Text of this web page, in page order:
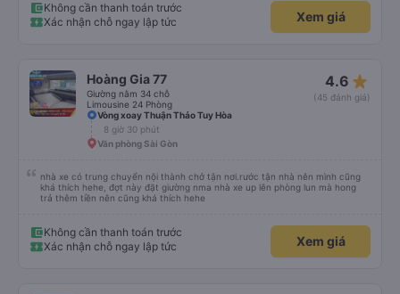
Không cần thanh toán trước
Xác nhận chỗ ngay lập tức
Xem giá
Hoàng Gia 77
Giường nằm 34 chỗ
Limousine 24 Phòng
4.6 star_rate
(45 đánh giá)
Vòng xoay Thuận Thảo Tuy Hòa
8 giờ 30 phút
Văn phòng Sài Gòn
nhà xe có trung chuyển nội thành chở tận nơi.rước tận nhà nên mình cũng
khá thích hehe, đợt này đặt giường nma nhà xe up lên phòng lun mà hong
trả thêm tiền nên cũng khá thích hehe
Không cần thanh toán trước
Xác nhận chỗ ngay lập tức
Xem giá